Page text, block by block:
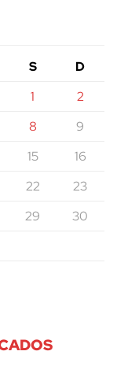
S
D
1
2
8
9
15
16
22
23
29
30